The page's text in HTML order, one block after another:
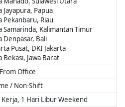
Jayapura, Papua
Pekanbaru, Riau
Samarinda, Kalimantan Timur
Denpasar, Bali
Pusat, DKI Jakarta
Bekasi, Jawa Barat
Office
/ Non-Shift
1 Hari Libur Weekend